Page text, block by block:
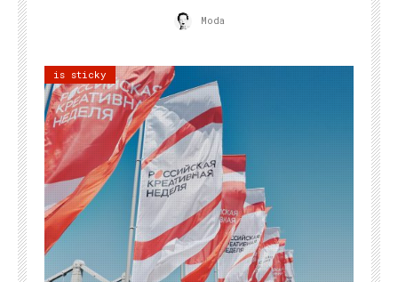
Moda
is sticky